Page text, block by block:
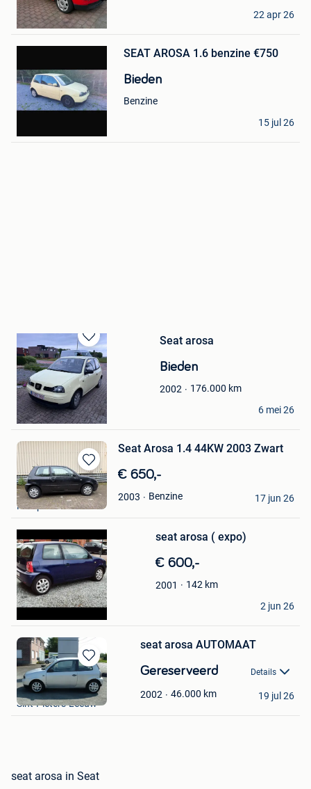
Zabi Azmi
Sint-Niklaas
22 apr 26
Bewaren
Mijn
SEAT AROSA 1.6 benzine €750
Bieden
Benzine
15 jul 26
Bewaren
in
Mijn
Favorieten
Seat arosa
Bieden
2002 176.000 km
Acelya
Genk
6 mei 26
Bewaren
in
Mijn
Favorieten
Seat Arosa 1.4 44KW 2003 Zwart
€ 650,-
2003 Benzine
jp
Neerpelt
17 jun 26
Bewaren
Mijn
Favorieten
seat arosa ( expo)
€ 600,-
2001 142 km
hasselt
2 jun 26
Bewaren
in
Mijn
Favorieten
seat arosa AUTOMAAT
Gereserveerd Details
2002 46.000 km
jos en co
Sint-Pieters-Leeuw
19 jul 26
seat arosa in Seat